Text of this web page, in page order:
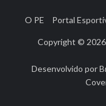
O PE Portal
Copyright © 2026
Desenvolvido por